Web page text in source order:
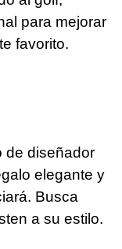
para mejorar
favorito.
de diseñador
elegante y
Busca
a su estilo.